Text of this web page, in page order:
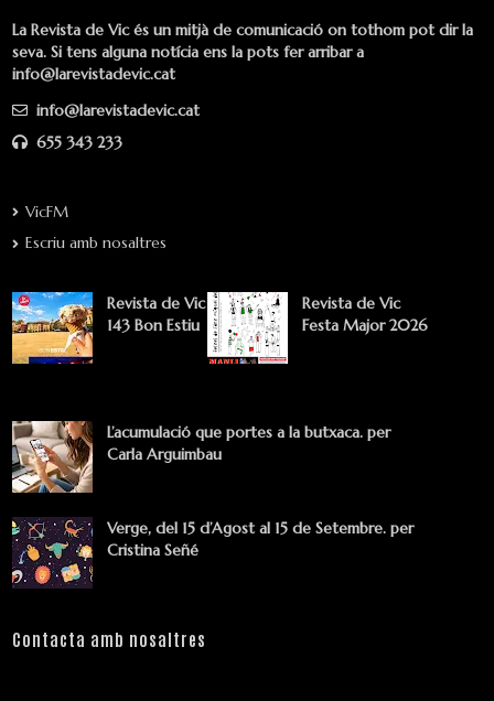
La Revista de Vic és un mitjà de comunicació on tothom pot dir la
seva. Si tens alguna notícia ens la pots fer arribar a
info@larevistadevic.cat
info@larevistadevic.cat
655 343 233
VicFM
Escriu amb nosaltres
Revista de Vic
143 Bon Estiu
Revista de Vic
Festa Major 2026
L’acumulació que portes a la butxaca. per
Carla Arguimbau
Verge, del 15 d’Agost al 15 de Setembre. per
Cristina Señé
Contacta amb nosaltres